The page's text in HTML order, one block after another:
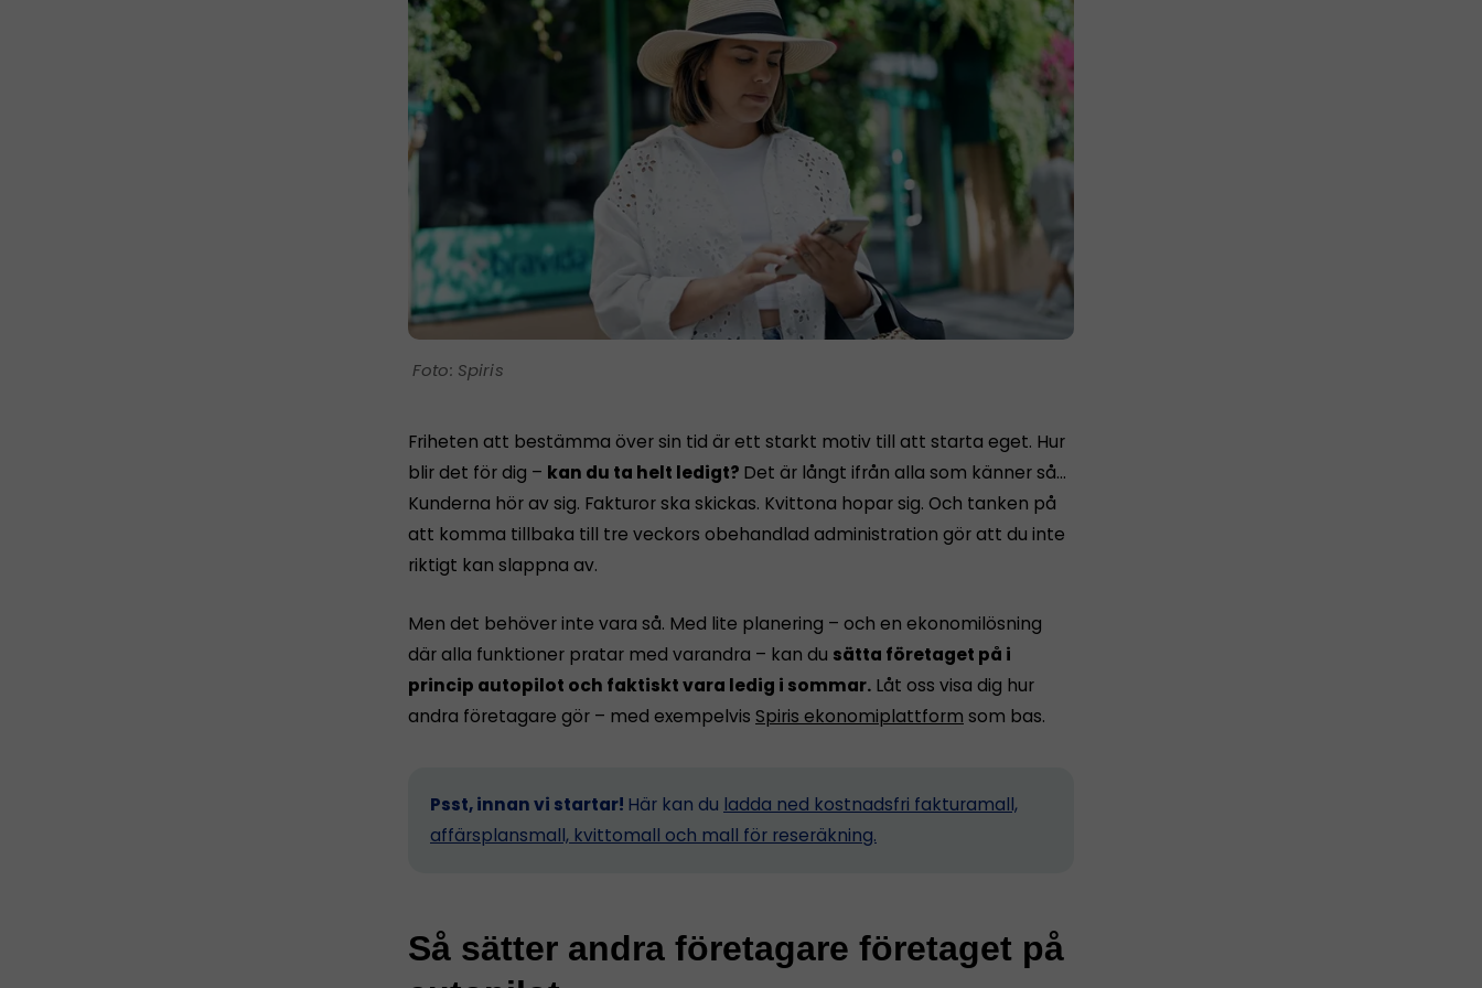
Spiris
Friheten att bestämma över sin tid är ett starkt motiv till att starta eget. Hur
blir det för dig – kan du ta helt ledigt? Det är långt ifrån alla som känner så…
Kunderna hör av sig. Fakturor ska skickas. Kvittona hopar sig. Och tanken på
att komma tillbaka till tre veckors obehandlad administration gör att du inte
riktigt kan slappna av.
Men det behöver inte vara så. Med lite planering – och en ekonomilösning
där alla funktioner pratar med varandra – kan du sätta företaget på i
princip autopilot och faktiskt vara ledig i sommar. Låt oss visa dig hur
andra företagare gör – med exempelvis Spiris ekonomiplattform som bas.
Psst, innan vi startar! Här kan du ladda ned kostnadsfri fakturamall,
affärsplansmall, kvittomall och mall för reseräkning.
Så sätter andra företagare företaget på